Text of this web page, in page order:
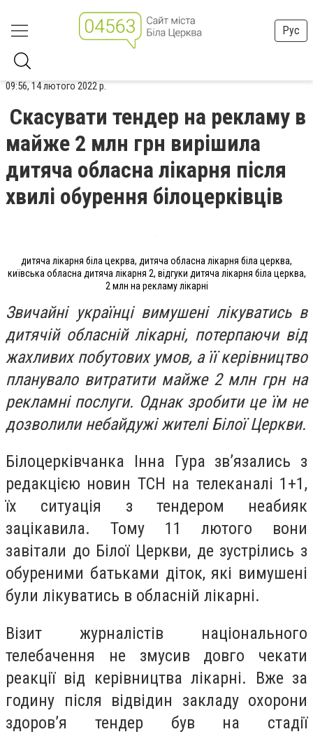
Рус
09:56, 14 лютого 2022 р.
Скасувати тендер на рекламу в
майже 2 млн грн вирішила
дитяча обласна лікарня після
хвилі обурення білоцерківців
дитяча лікарня біла цекрва, дитяча обласна лікарня біла церква,
київська обласна дитяча лікарня 2, відгуки дитяча лікарня біла церква,
2 млн на рекламу лікарні
Звичайні українці вимушені лікуватись в
дитячій обласній лікарні, потерпаючи від
жахливих побутових умов, а її керівництво
планувало витратити майже 2 млн грн на
рекламні послуги. Однак зробити це їм не
дозволили небайдужі жителі Білої Церкви.
Білоцерківчанка Інна Гура зв’язались з
редакцією новин ТСН на телеканалі 1+1,
їх ситуація з тендером неабияк
зацікавила. Тому 11 лютого вони
завітали до Білої Церкви, де зустрілись з
обуреними батьками діток, які вимушені
були лікуватись в обласній лікарні.
Візит журналістів національного
телебачення не змусив довго чекати
реакції від керівництва лікарні. Вже за
годину після відвідин закладу охорони
здоров’я тендер був на стадії